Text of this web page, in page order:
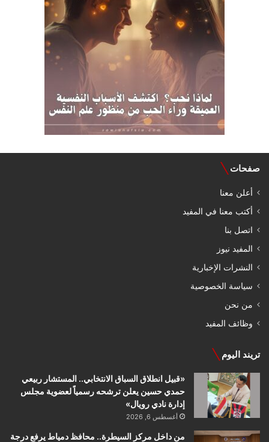
صفحات
أعلن معنا
أكتب معنا في المفيد
اتصل بنا
المفيد نيوز
النشرات الإخبارية
سياسة الخصوصية
من نحن
وظائف المفيد
تريند اليوم
«قبيل انطلاق السباق الانتخابي.. المستشار ربيعي
حمدي حسين يعلن ترشحه رسمياً لعضوية مجلس
إدارة نادي رويال»
أغسطس 6, 2026
من داخل مركز السيطرة.. محافظ دمياط يرفع درجة